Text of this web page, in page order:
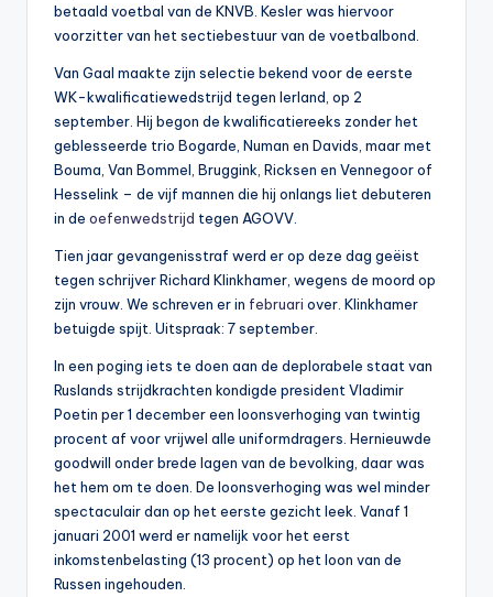
betaald voetbal van de KNVB. Kesler was hiervoor
voorzitter van het sectiebestuur van de voetbalbond.
Van Gaal maakte zijn selectie bekend voor de eerste
WK-kwalificatiewedstrijd tegen Ierland, op 2
september. Hij begon de kwalificatiereeks zonder het
geblesseerde trio Bogarde, Numan en Davids, maar met
Bouma, Van Bommel, Bruggink, Ricksen en Vennegoor of
Hesselink – de vijf mannen die hij onlangs liet debuteren
in de oefenwedstrijd tegen AGOVV.
Tien jaar gevangenisstraf werd er op deze dag geëist
tegen schrijver Richard Klinkhamer, wegens de moord op
zijn vrouw. We schreven er in februari over. Klinkhamer
betuigde spijt. Uitspraak: 7 september.
In een poging iets te doen aan de deplorabele staat van
Ruslands strijdkrachten kondigde president Vladimir
Poetin per 1 december een loonsverhoging van twintig
procent af voor vrijwel alle uniformdragers. Hernieuwde
goodwill onder brede lagen van de bevolking, daar was
het hem om te doen. De loonsverhoging was wel minder
spectaculair dan op het eerste gezicht leek. Vanaf 1
januari 2001 werd er namelijk voor het eerst
inkomstenbelasting (13 procent) op het loon van de
Russen ingehouden.